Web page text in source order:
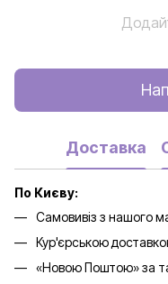
Доставка
По Києву:
Самовивіз з нашого
Кур'єрською
«Новою Поштою» за